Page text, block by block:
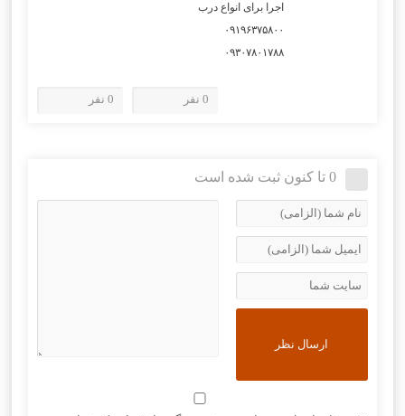
اجرا برای انواع درب
۰۹۱۹۶۳۷۵۸۰۰
۰۹۳۰۷۸۰۱۷۸۸
0 نفر 0 نفر
0 تا کنون ثبت شده است